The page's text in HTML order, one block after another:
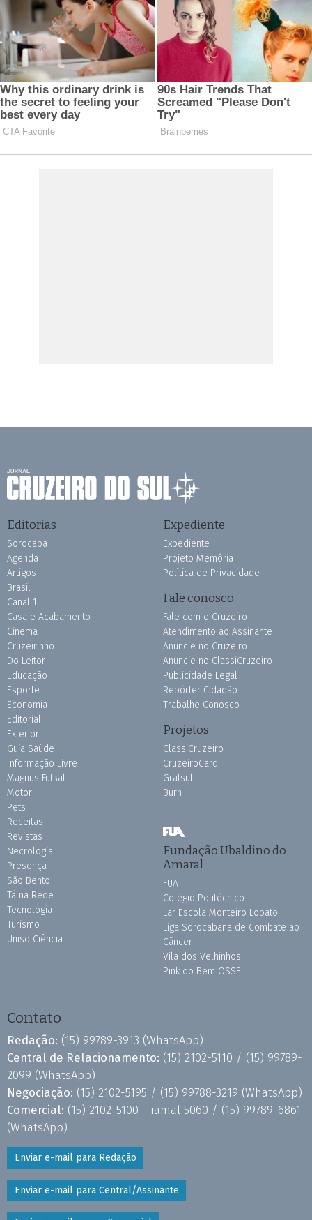
Editorias
Sorocaba
Agenda
Artigos
Brasil
Canal 1
Casa e Acabamento
Cinema
Cruzeirinho
Do Leitor
Educação
Esporte
Economia
Editorial
Exterior
Guia Saúde
Informação Livre
Magnus Futsal
Motor
Pets
Receitas
Revistas
Necrologia
Presença
São Bento
Tá na Rede
Tecnologia
Turismo
Uniso Ciência
Expediente
Expediente
Projeto Memória
Política de Privacidade
Fale conosco
Fale com o Cruzeiro
Atendimento ao Assinante
Anuncie no Cruzeiro
Anuncie no ClassiCruzeiro
Publicidade Legal
Repórter Cidadão
Trabalhe Conosco
Projetos
ClassiCruzeiro
CruzeiroCard
Grafsul
Burh
Fundação Ubaldino do
Amaral
FUA
Colégio Politécnico
Lar Escola Monteiro Lobato
Liga Sorocabana de Combate ao
Câncer
Vila dos Velhinhos
Pink do Bem OSSEL
Contato
Redação: (15) 99789-3913 (WhatsApp)
Central de Relacionamento: (15) 2102-5110 / (15) 99789-
2099 (WhatsApp)
Negociação: (15) 2102-5195 / (15) 99788-3219 (WhatsApp)
Comercial: (15) 2102-5100 - ramal 5060 / (15) 99789-6861
(WhatsApp)
Enviar e-mail para Redação
Enviar e-mail para Central/Assinante